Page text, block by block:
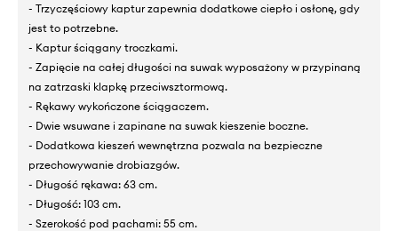
- Trzyczęściowy kaptur zapewnia dodatkowe ciepło i osłonę, gdy
jest to potrzebne.
- Kaptur ściągany troczkami.
- Zapięcie na całej długości na suwak wyposażony w przypinaną
na zatrzaski klapkę przeciwsztormową.
- Rękawy wykończone ściągaczem.
- Dwie wsuwane i zapinane na suwak kieszenie boczne.
- Dodatkowa kieszeń wewnętrzna pozwala na bezpieczne
przechowywanie drobiazgów.
- Długość rękawa: 63 cm.
- Długość: 103 cm.
- Szerokość pod pachami: 55 cm.